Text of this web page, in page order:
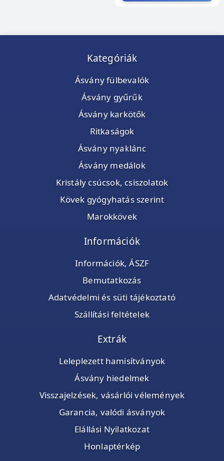
Kategóriák
Ásvány fülbevalók
Ásvány gyűrűk
Ásvány karkötők
Ritkaságok
Ásvány nyaklánc
Ásvány medálok
Kristály csúcsok, csiszolatok
Kövek gyógyhatás szerint
Marokkövek
Információk
Információk, ÁSZF
Bemutatkozás
Adatvédelmi és süti tájékoztató
Szállítási feltételek
Extrák
Leleplezett hamisítványok
Ásvány hiedelmek
Visszajelzések, vásárlói vélemények
Garancia, valódi ásványok
Elállási Nyilatkozat
Honlaptérkép